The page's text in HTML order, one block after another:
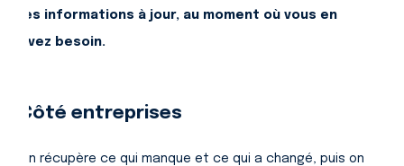
les informations à jour, au moment où vous en
avez besoin.
Côté entreprises
On récupère ce qui manque et ce qui a changé, puis on